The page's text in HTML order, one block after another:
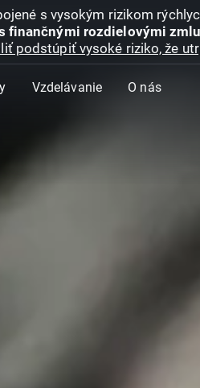
s vysokým rizikom
finančnými rozdielovými
podstúpiť vysoké riziko, že
Vzdelávanie O nás